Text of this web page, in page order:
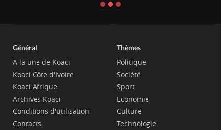
Général
A la une de Koaci
Koaci Côte d'Ivoire
Koaci Afrique
Archives Koaci
Conditions d'utilisation
Contacts
Thèmes
Politique
Société
Sport
Economie
Culture
Technologie